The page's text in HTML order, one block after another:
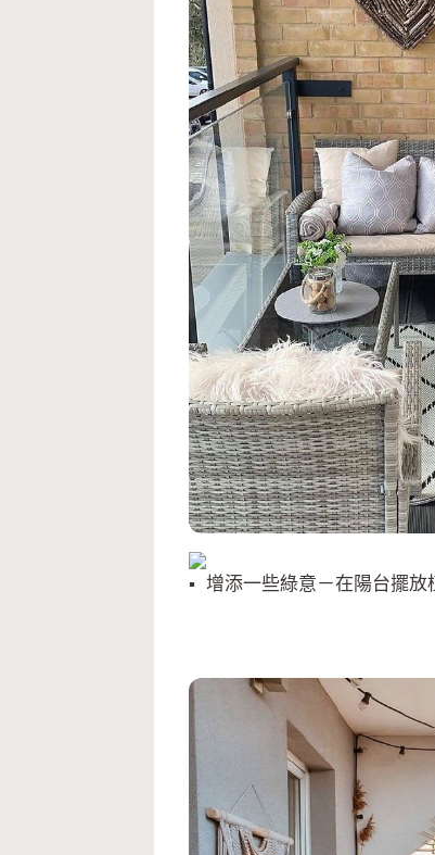
增添一些綠意－在陽台擺